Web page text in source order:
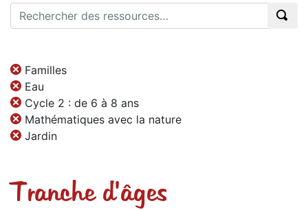
Familles
Eau
Cycle 2 : de 6 à 8 ans
Mathématiques avec la nature
Jardin
Tranche d'âges